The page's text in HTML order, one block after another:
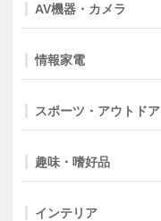
AV機器・カメラ
情報家電
スポーツ・アウトドア
趣味・嗜好品
インテリア